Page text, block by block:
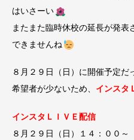
はいさーい
またまた臨時休校の延長が発
できませんね
８月２９日（日）に開催予定
希望者が少ないため、 インスタ
インスタＬＩＶＥ配信
８月２９日（日）１４：００～